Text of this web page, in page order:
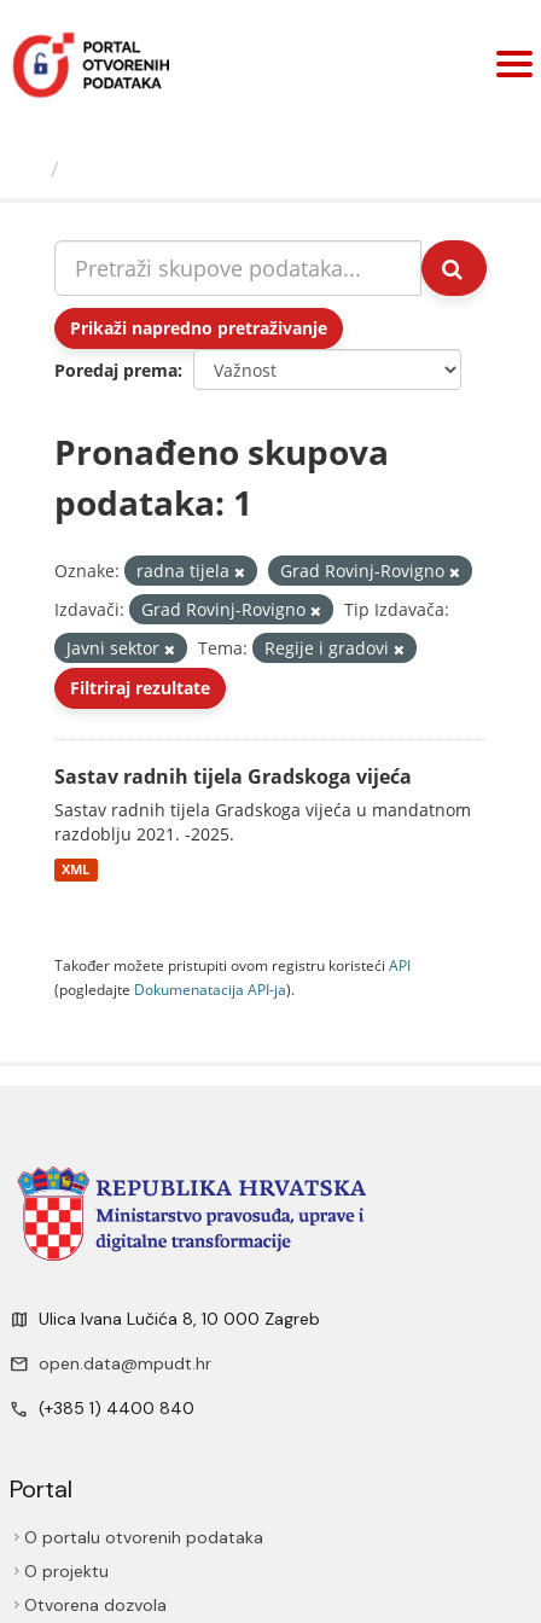
sadržaj
Prikaži napredno pretraživanje
Poredaj prema
Pronađeno skupova
podataka: 1
Oznake: radna tijela
Grad Rovinj-Rovigno
Izdavači:
Grad Rovinj-Rovigno
Tip Izdavača:
Javni sektor
Tema:
Regije i gradovi
Filtriraj rezultate
Sastav radnih tijela Gradskoga vijeća
Sastav radnih tijela Gradskoga vijeća u mandatnom
razdoblju 2021. -2025.
XML
Također možete pristupiti ovom registru koristeći API
(pogledajte Dokumenаtаcijа API-jа).